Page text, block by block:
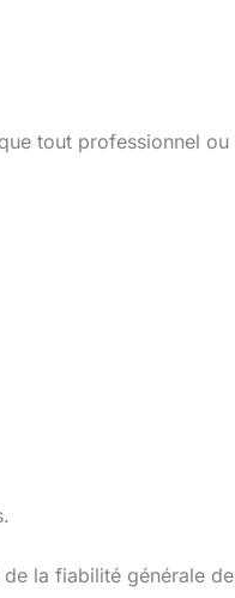
tout professionnel ou
de la fiabilité générale de